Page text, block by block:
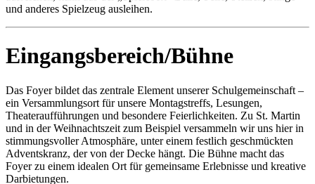
und anderes Spielzeug ausleihen.
Eingangsbereich/Bühne
Das Foyer bildet das zentrale Element unserer Schulgemeinschaft –
ein Versammlungsort für unsere Montagstreffs, Lesungen,
Theateraufführungen und besondere Feierlichkeiten. Zu St. Martin
und in der Weihnachtszeit zum Beispiel versammeln wir uns hier in
stimmungsvoller Atmosphäre, unter einem festlich geschmückten
Adventskranz, der von der Decke hängt. Die Bühne macht das
Foyer zu einem idealen Ort für gemeinsame Erlebnisse und kreative
Darbietungen.